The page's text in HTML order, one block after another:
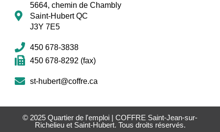
5664, chemin de Chambly
Saint-Hubert QC
J3Y 7E5
450 678-3838
450 678-8292 (fax)
st-hubert@coffre.ca
© 2025 Quartier de l'emploi | COFFRE Saint-Jean-sur-
Richelieu et Saint-Hubert. Tous droits réservés.